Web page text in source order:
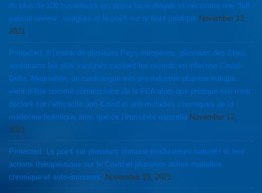
de plus de 100 travailleurs est prima facie illégale et nécessite une “full
judicial review”: exégèse et le point sur le front juridique November 13,
2021
Protected: A l’instar de plusieurs Pays européens, plusieurs des Etats
américains les plus vaccinés cassent les records en infection Covid-
Delta. Meanwhile, un cardiologue très pro-industrie pharmaceutique
vient d’être nommé commissaire de la FDA alors que presque rien n’est
déclaré sur l’efficacité anti-Covid et anti-maladies chroniques de la
médecine holistique ainsi que de l’immunité naturelle November 12,
2021
Protected: Le point sur plusieurs immuno-modulateurs naturels et leur
actions thérapeutique sur le Covid et plusieurs autres maladies
chronique et auto-immunes.
November 10, 2021